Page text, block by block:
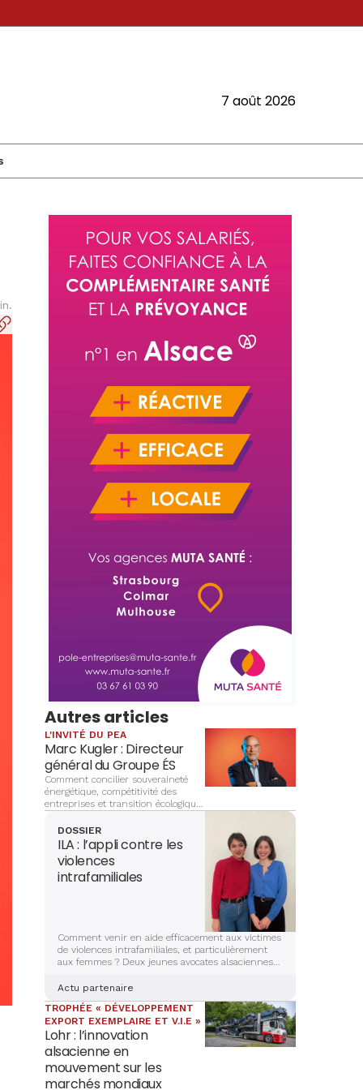
7 août 2026
Autres articles
L'INVITÉ DU PEA
Marc Kugler : Directeur
général du Groupe ÉS
Comment concilier souveraineté
énergétique, compétitivité des
entreprises et transition écologique
Kugler évoque les grands chantiers
qui façonnent l’avenir énergétique
de l’Alsace, entre innovation,
investissements et ancrage
territorial.
DOSSIER
ILA : l’appli contre les
violences
intrafamiliales
Comment venir en aide efficacement aux victimes
de violences intrafamiliales, et particulièrement
aux femmes ? Deux jeunes avocates alsaciennes
création d’une application sécurisée et complète,
qui aidera les victimes à s’en sortir. Récit et
explications.
Actu partenaire
TROPHÉE « DÉVELOPPEMENT
EXPORT EXEMPLAIRE ET V.I.E »
Lohr : l’innovation
alsacienne en
mouvement sur les
marchés mondiaux